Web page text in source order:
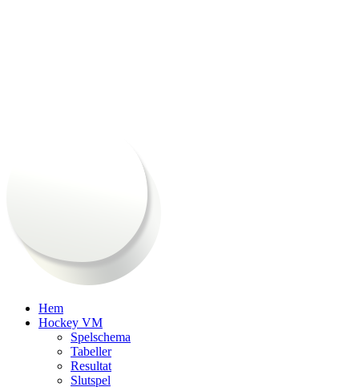
Hem
Hockey VM
Spelschema
Tabeller
Resultat
Slutspel